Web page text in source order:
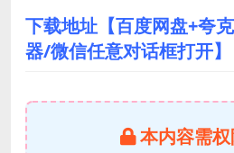
下载地址【百度网盘+夸
器/微信任意对话框打开】
本内容需